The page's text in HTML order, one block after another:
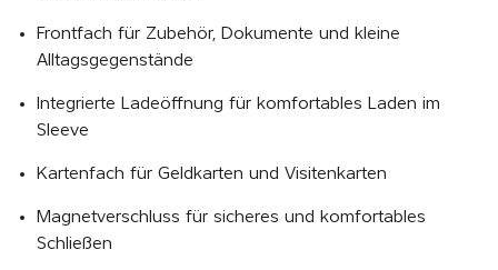
Frontfach für Zubehör, Dokumente und kleine
Alltagsgegenstände
Integrierte Ladeöffnung für komfortables Laden im
Sleeve
Kartenfach für Geldkarten und Visitenkarten
Magnetverschluss für sicheres und komfortables
Schließen